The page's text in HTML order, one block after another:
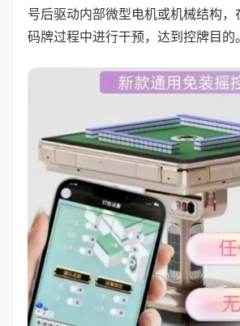
号后驱动内部微型电机或机械结构，
码牌过程中进行干预，达到控牌目的。